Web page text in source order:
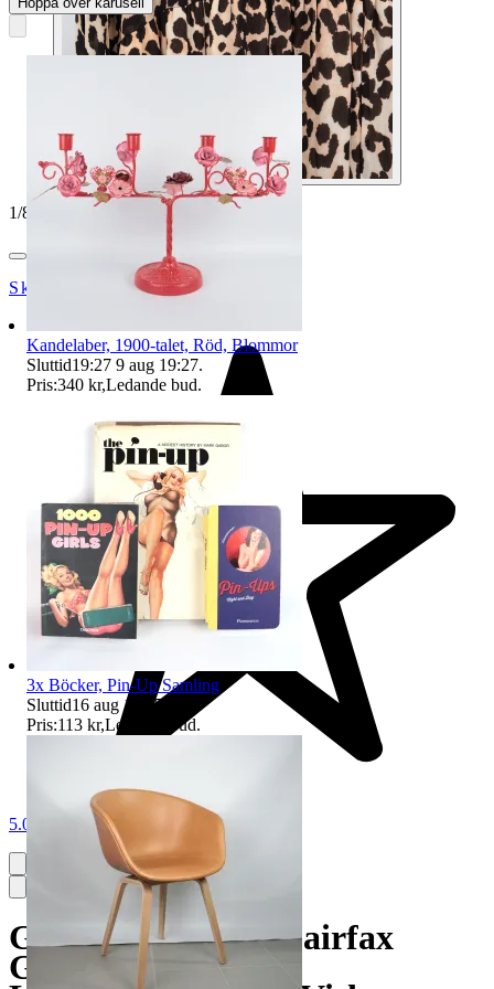
1/8
SkåneStadsmission
5.0
Ganni, Klänning, Fairfax
Georgette, Stl. 36,
Kandelaber, 1900-talet, Röd, Blommor
Sluttid19:27 9 aug 19:27.
Pris:340 kr,Ledande bud.
3x Böcker, Pin-Up Samling
Sluttid16 aug 19:35
Pris:113 kr,Ledande bud.